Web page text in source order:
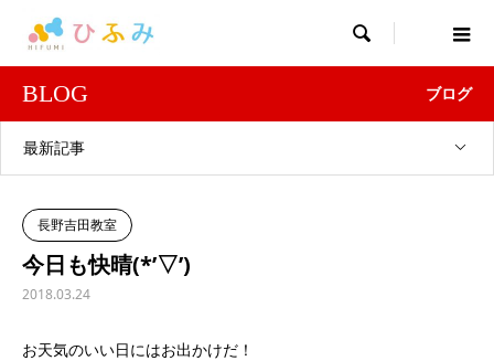

BLOG ブログ
最新記事
長野吉田教室
今日も快晴(*’▽’)
2018.03.24
お天気のいい日にはお出かけだ！